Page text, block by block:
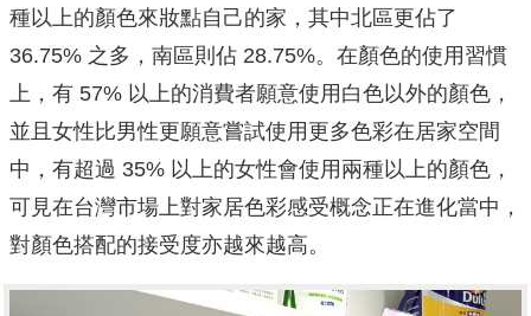
種以上的顏色來妝點自己的家，其中北區更佔了
36.75% 之多，南區則佔 28.75%。在顏色的使用習慣
上，有 57% 以上的消費者願意使用白色以外的顏色，
並且女性比男性更願意嘗試使用更多色彩在居家空間
中，有超過 35% 以上的女性會使用兩種以上的顏色，
可見在台灣市場上對家居色彩感受概念正在進化當中，
對顏色搭配的接受度亦越來越高。